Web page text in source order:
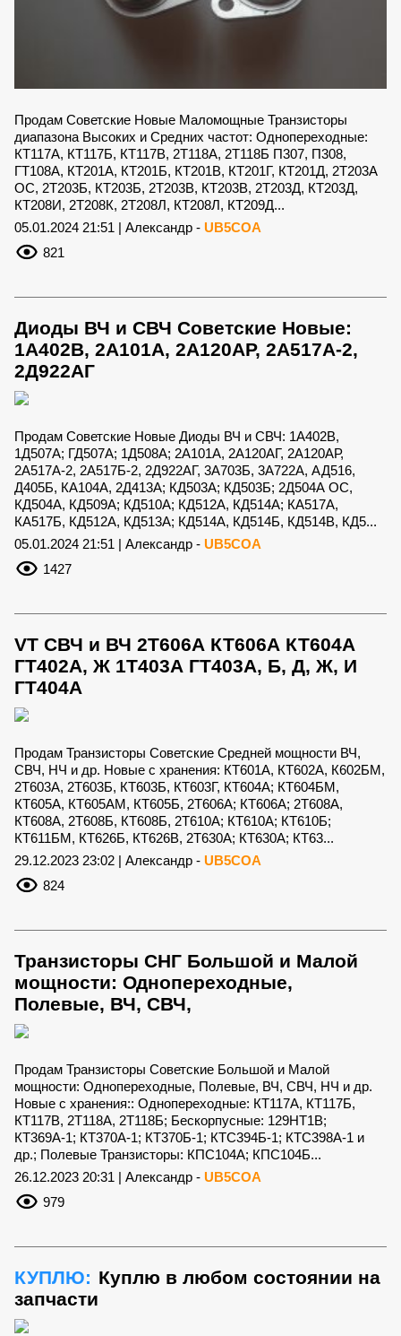
Продам Советские Новые Маломощные Транзисторы
диапазона Высоких и Средних частот: Однопереходные:
КТ117А, КТ117Б, КТ117В, 2Т118А, 2Т118Б П307, П308,
ГТ108А, КТ201А, КТ201Б, КТ201В, КТ201Г, КТ201Д, 2Т203А
ОС, 2Т203Б, КТ203Б, 2Т203В, КТ203В, 2Т203Д, КТ203Д,
КТ208И, 2Т208К, 2Т208Л, КТ208Л, КТ209Д...
05.01.2024 21:51 | Александр - UB5COA
821
Диоды ВЧ и СВЧ Советские Новые:
1А402В, 2А101А, 2А120АР, 2А517А-2,
2Д922АГ
Продам Советские Новые Диоды ВЧ и СВЧ: 1А402В,
1Д507А; ГД507А; 1Д508А; 2А101А, 2А120АГ, 2А120АР,
2А517А-2, 2А517Б-2, 2Д922АГ, 3А703Б, 3А722А, АД516,
Д405Б, КА104А, 2Д413А; КД503А; КД503Б; 2Д504А ОС,
КД504А, КД509А; КД510А; КД512А, КД514А; КА517А,
КА517Б, КД512А, КД513А; КД514А, КД514Б, КД514В, КД5...
05.01.2024 21:51 | Александр - UB5COA
1427
VT СВЧ и ВЧ 2Т606А КТ606А КТ604А
ГТ402А, Ж 1Т403А ГТ403А, Б, Д, Ж, И
ГТ404А
Продам Транзисторы Советские Средней мощности ВЧ,
СВЧ, НЧ и др. Новые с хранения: КТ601А, КТ602А, К602БМ,
2Т603А, 2Т603Б, КТ603Б, КТ603Г, КТ604А; КТ604БМ,
КТ605А, КТ605АМ, КТ605Б, 2Т606А; КТ606А; 2Т608А,
КТ608А, 2Т608Б, КТ608Б, 2Т610А; КТ610А; КТ610Б;
КТ611БМ, КТ626Б, КТ626В, 2Т630А; КТ630А; КТ63...
29.12.2023 23:02 | Александр - UB5COA
824
Транзисторы СНГ Большой и Малой
мощности: Однопереходные,
Полевые, ВЧ, СВЧ,
Продам Транзисторы Советские Большой и Малой
мощности: Однопереходные, Полевые, ВЧ, СВЧ, НЧ и др.
Новые с хранения:: Однопереходные: КТ117А, КТ117Б,
КТ117В, 2Т118А, 2Т118Б; Бескорпусные: 129НТ1В;
КТ369А-1; КТ370А-1; КТ370Б-1; КТС394Б-1; КТС398А-1 и
др.; Полевые Транзисторы: КПС104А; КПС104Б...
26.12.2023 20:31 | Александр - UB5COA
979
КУПЛЮ: Куплю в любом состоянии на
запчасти